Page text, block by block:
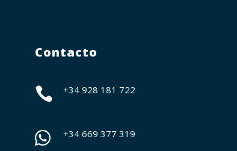
Contacto
 +34 928 181 722
 +34669 377 319